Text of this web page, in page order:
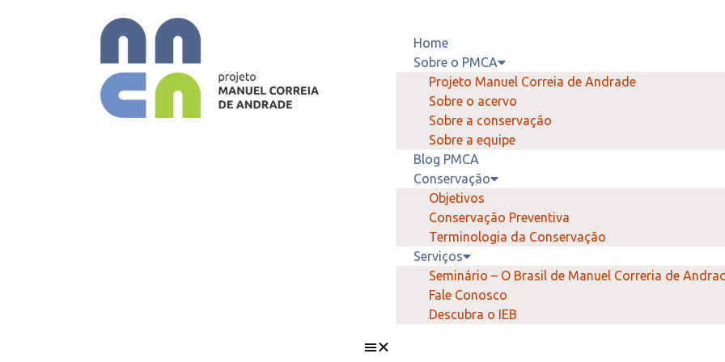
Home
Sobre o PMCA
Projeto Manuel Correia de Andrade
Sobre o acervo
Sobre a conservação
Sobre a equipe
Blog PMCA
Conservação
Objetivos
Conservação Preventiva
Terminologia da Conservação
Serviços
Seminário – O Brasil de Manuel Correria de
Fale Conosco
Descubra o IEB